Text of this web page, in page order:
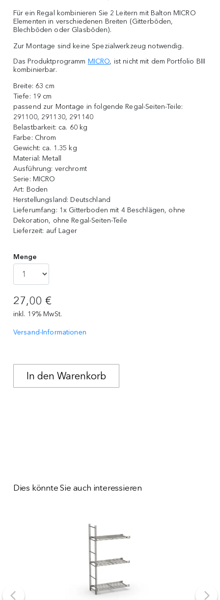
Für ein Regal kombinieren Sie 2 Leitern mit Balton MICRO
Elementen in verschiedenen Breiten (Gitterböden,
Blechböden oder Glasböden).
Zur Montage sind keine Spezialwerkzeug notwendig.
Das Produktprogramm MICRO, ist nicht mit dem Portfolio BIII
kombinierbar.
Breite: 63 cm
Tiefe: 19 cm
passend zur Montage in folgende Regal-Seiten-Teile:
291100, 291130, 291140
Belastbarkeit: ca. 60 kg
Farbe: Chrom
Gewicht: ca. 1.35 kg
Material: Metall
Ausführung: verchromt
Serie: MICRO
Art: Boden
Herstellungsland: Deutschland
Lieferumfang: 1x Gitterboden mit 4 Beschlägen, ohne
Dekoration, ohne Regal-Seiten-Teile
Lieferzeit: auf Lager
Menge
27,00 €
inkl. 19% MwSt.
Versand-Informationen
Dies könnte Sie auch interessieren